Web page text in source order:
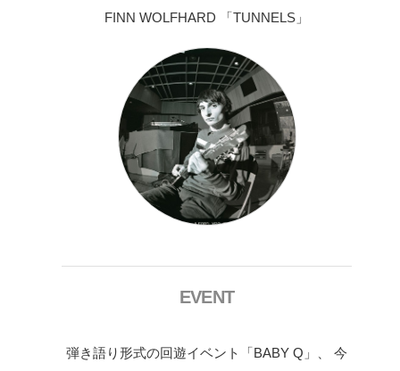
FINN WOLFHARD 「TUNNELS」
EVENT
弾き語り形式の回遊イベント「BABY Q」、 今